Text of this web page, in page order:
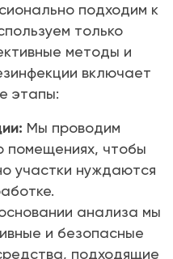
подходим к
только
методы и
включает
этапы:
Мы проводим
помещениях, чтобы
участки нуждаются
анализа мы
и безопасные
подходящие